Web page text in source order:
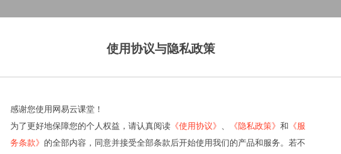
使用协议与隐私政策
感谢您使用网易云课堂！
为了更好地保障您的个人权益，请认真阅读 《使用协议》 《隐私政策》 和 《服
务条款》 的全部内容，同意并接受全部条款后开始使用我们的产品和服务。若不